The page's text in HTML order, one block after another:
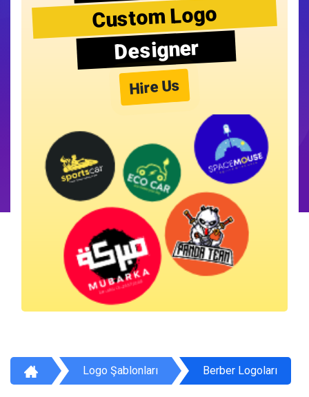
Custom Logo
Designer
Hire Us
Logo Şablonları Berber Logoları